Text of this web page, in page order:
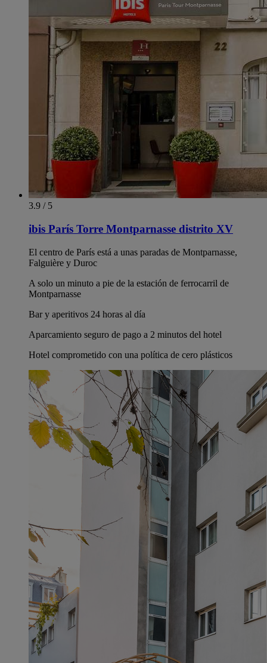
3.9 / 5
ibis París Torre Montparnasse distrito XV
El centro de París está a unas paradas de Montparnasse,
Falguière y Duroc
A solo un minuto a pie de la estación de ferrocarril de
Montparnasse
Bar y aperitivos 24 horas al día
Aparcamiento seguro de pago a 2 minutos del hotel
Hotel comprometido con una política de cero plásticos